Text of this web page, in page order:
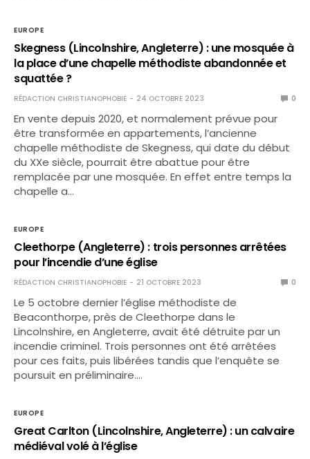
EUROPE
Skegness (Lincolnshire, Angleterre) : une mosquée à
la place d’une chapelle méthodiste abandonnée et
squattée ?
RÉDACTION CHRISTIANOPHOBIE 24 OCTOBRE 2023 0
En vente depuis 2020, et normalement prévue pour
être transformée en appartements, l’ancienne
chapelle méthodiste de Skegness, qui date du début
du XXe siècle, pourrait être abattue pour être
remplacée par une mosquée. En effet entre temps la
chapelle a…
EUROPE
Cleethorpe (Angleterre) : trois personnes arrêtées
pour l’incendie d’une église
RÉDACTION CHRISTIANOPHOBIE 21 OCTOBRE 2023 0
Le 5 octobre dernier l’église méthodiste de
Beaconthorpe, près de Cleethorpe dans le
Lincolnshire, en Angleterre, avait été détruite par un
incendie criminel. Trois personnes ont été arrêtées
pour ces faits, puis libérées tandis que l’enquête se
poursuit en préliminaire.…
EUROPE
Great Carlton (Lincolnshire, Angleterre) : un calvaire
médiéval volé à l’église